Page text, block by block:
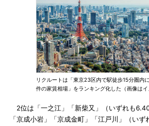
リクルートは「東京23区内で駅徒歩15分圏内
件の家賃相場」をランキング化した（画像はイ
2位は「一之江」「新柴又」（いずれも
「京成小岩」「京成金町」「江戸川」（いず